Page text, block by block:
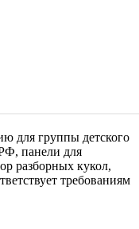
для группы детского
панели для
разборных кукол,
требованиям